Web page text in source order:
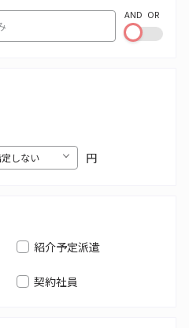
AND OR
円
紹介予定派遣
契約社員